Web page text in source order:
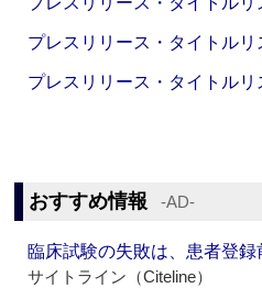
プレスリリース・タイトル
プレスリリース・タイトル
おすすめ情報 ‐AD‐
臨床試験の失敗は、患者登録
サイトライン（Citeline）